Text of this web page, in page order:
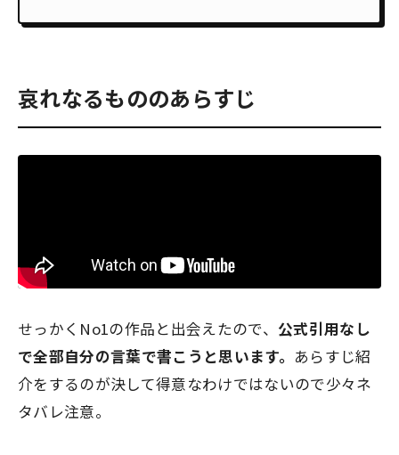
哀れなるもののあらすじ
せっかくNo1の作品と出会えたので、 公式引用なし
で全部自分の言葉で書こうと思います。 あらすじ紹
介をするのが決して得意なわけではないので少々ネ
タバレ注意。